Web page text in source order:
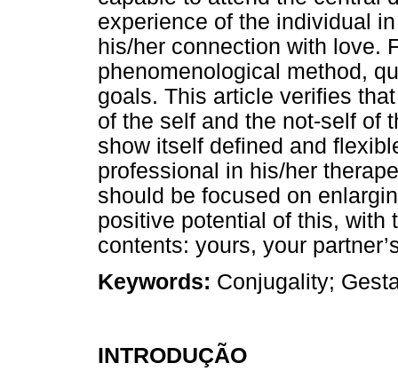
experience of the individual
his/her connection with love.
phenomenological method,
goals. This article verifies
of the self and the not-self of
show itself defined and
professional in his/her
should be focused on
positive potential of this, with
contents: yours, your
Keywords: Conjugality;
INTRODUÇÃO